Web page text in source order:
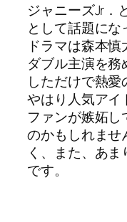
ジャニーズJr．
として話題に
ドラマは森本
ダブル主演を
しただけで熱愛
やはり人気アイ
ファンが嫉妬
のかもしれませ
く、また、あ
です。